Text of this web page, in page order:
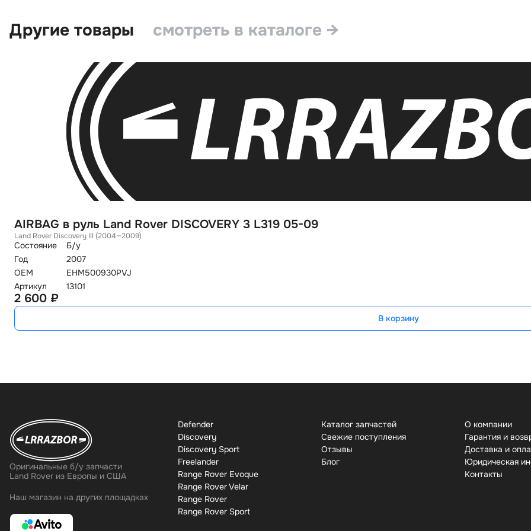
Другие товары смотреть в каталоге →
AIRBAG в руль Land Rover DISCOVERY 3 L319 05-09
Land Rover Discovery III (2004—2009)
Состояние
Б/у
Год
2007
OEM
EHM500930PVJ
Артикул
13101
2 600 ₽
В корзину
Оригинальные б/у запчасти
Land Rover из Европы и США
Наш магазин на других площадках
Defender
Discovery
Discovery Sport
Freelander
Range Rover Evoque
Range Rover Velar
Range Rover
Range Rover Sport
Каталог запчастей
Свежие поступления
Отзывы
Бло
О компании
Гарантия и
Доставка и
Юридическая
Контакты